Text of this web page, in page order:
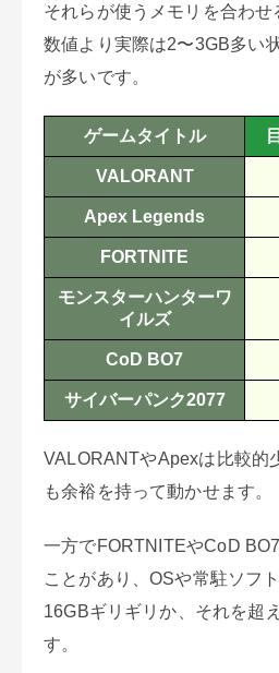
それらが使うメモリを合わ
数値より実際は2〜3GB多い
が多いです。
ゲームタイトル
VALORANT
Apex Legends
FORTNITE
モンスターハンターワ
イルズ
CoD BO7
サイバーパンク2077
VALORANTやApexは比較的
も余裕を持って動かせます。
一方でFORTNITEやCoD
ことがあり、OSや常駐ソフ
16GBギリギリか、それを超
す。